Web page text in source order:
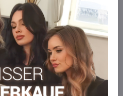
und genießen Sie einen 5 %
Einkauf.
im Warenkorb angewendet.